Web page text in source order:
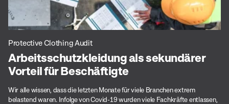
Protective Clothing Audit
Arbeitsschutzkleidung als sekundärer
Vorteil für Beschäftigte
Wir alle wissen, dass die letzten Monate für viele Branchen extrem
belastend waren. Infolge von Covid-19 wurden viele Fachkräfte entlassen,